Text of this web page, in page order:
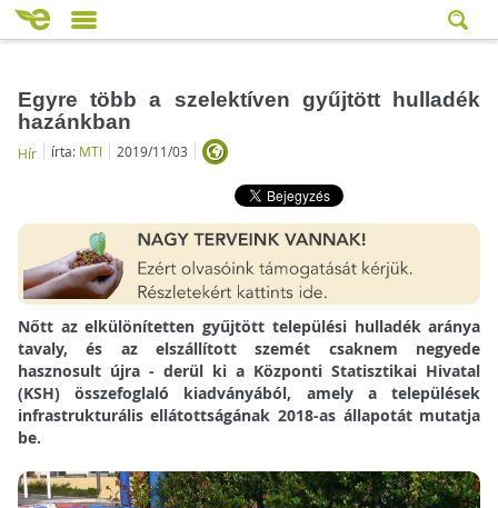
Egyre több a szelektíven gyűjtött hulladék
hazánkban
Hír írta: MTI 2019/11/03
Nőtt az elkülönítetten gyűjtött települési hulladék aránya
tavaly, és az elszállított szemét csaknem negyede
hasznosult újra - derül ki a Központi Statisztikai Hivatal
(KSH) összefoglaló kiadványából, amely a települések
infrastrukturális ellátottságának 2018-as állapotát mutatja
be.